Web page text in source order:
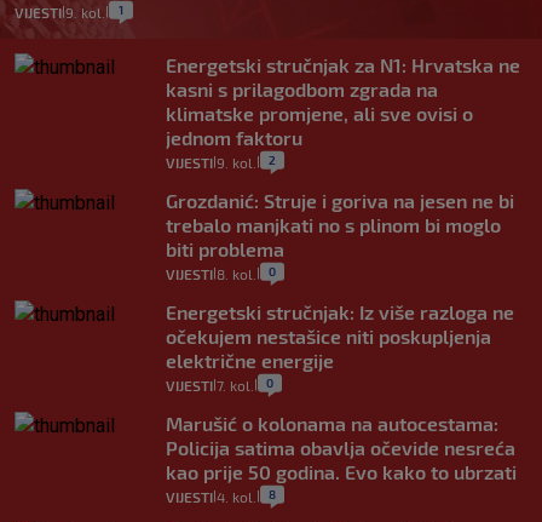
VIJESTI|9. kol. 1
Energetski stručnjak za N1: Hrvatska ne
kasni s prilagodbom zgrada na
klimatske promjene, ali sve ovisi o
jednom faktoru
VIJESTI 9. kol. 2
Grozdanić: Struje i goriva na jesen ne bi
trebalo manjkati no s plinom bi moglo
biti problema
VIJESTI 8. kol. 0
Energetski stručnjak: Iz više razloga ne
očekujem nestašice niti poskupljenja
električne energije
VIJESTI 7. kol. 0
Marušić o kolonama na autocestama:
Policija satima obavlja očevide nesreća
kao prije 50 godina. Evo kako to ubrzati
VIJESTI 4. kol. 8